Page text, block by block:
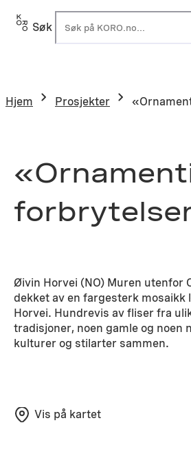
Hopp
Søk
Hjem Prosjekter
Øivin Horvei (NO) Muren utenfor
dekket av en fargesterk mosaikk
Horvei. Hundrevis av fliser fra
tradisjoner, noen gamle og noen
kulturer og stilarter sammen.
Vis på kartet